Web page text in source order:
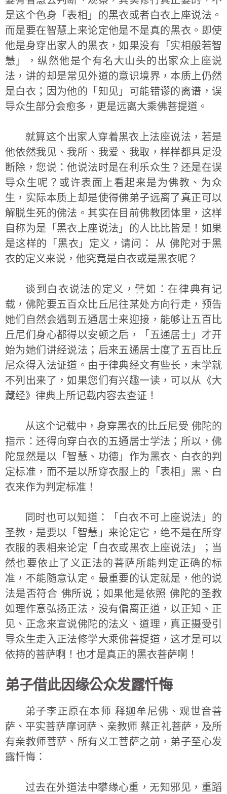
是这个色身「表相」的黑衣或者白衣上座说法。
而是要在智慧上来论定他是不是真的黑衣。即使
他是身穿出家人的黑衣，如果没有「实相般若智
慧」，纵然他是个有名大山头的出家众上座说
法，讲的却是常见外道的意识境界，本质上仍然
是白衣；因为他的「知见」可能错谬的离谱，误
导众生部分会愈多，更是远离大乘佛菩提道。
就算这个出家人穿着黑衣上法座说法，若是
他依然我见、我所、我爱、我取，样样都具足没
断除，您说：他说法时是在利乐众生？还是在误
导众生呢？或许表面上看起来是为佛教、为众
生，实际本质上却是使得佛弟子远离了真正可以
解脱生死的佛法。其实在目前佛教团体里，这样
自称为是「黑衣上座说法」的人比比皆是！如果
是这样的「黑衣」定义，请问： 从 佛陀对于黑
衣的定义来说，他究竟是白衣或是黑衣呢？
谈到白衣说法的定义，譬如：在律典有记
载，佛陀要五百众比丘尼往某处方向行走，预告
她们自然会遇到五通居士来迎接，能够让五百比
丘尼们身心都得以安顿之后，「五通居士」才开
始为她们讲经说法；后来五通居士度了五百比丘
尼众得入法证道。由于律典经文有些长，末学就
不列出来了，如果您们有兴趣一读，可以从《大
藏经》律典上所记载内容去查证！
从这个记载中，身穿黑衣的比丘尼受 佛陀的
指示：还得向穿白衣的五通居士学法；所以，佛
陀显然是以「智慧、功德」作为黑衣、白衣的判
定标准，而不是以所穿衣服上的「表相」黑、白
衣来作为判定标准！
同时也可以知道：「白衣不可上座说法」的
圣教，是要以「智慧」来论定它，绝不是在所穿
衣服的表相来论定「白衣或黑衣上座说法」；当
然也要依止了义正法的菩萨所能判定正确的标
准，不能随意认定。最重要的认定就是，他的说
法是否符合 佛所说；如果他是依照 佛陀的圣教
如理作意弘扬正法，没有偏离正道，以正知、正
见、正念来宣说佛陀的法义、道理，真正摄受引
导众生走入正法修学大乘佛菩提道，这才是可以
依持的菩萨啊！也才是真正的黑衣菩萨啊！
弟子借此因缘公众发露忏悔
弟子李正原在本师 释迦牟尼佛、观世音菩
萨、平实菩萨摩诃萨、亲教师 蔡正礼菩萨，及所
有亲教师菩萨、所有义工菩萨之前，弟子至心发
露忏悔：
过去在外道法中攀缘心重，无知邪见，重蹈